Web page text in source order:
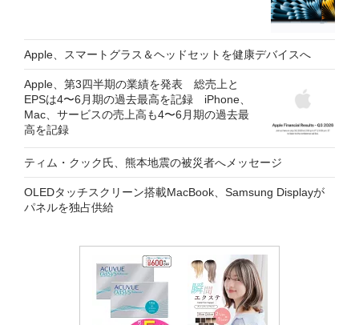
Apple、スマートグラス＆ヘッドセットを健康デバイスへ
Apple、第3四半期の業績を発表 総売上と
EPSは4〜6月期の過去最高を記録 iPhone、
Mac、サービスの売上高も4〜6月期の過去最
高を記録
ティム・クック氏、熊本地震の被災者へメッセージ
OLEDタッチスクリーン搭載MacBook、Samsung Displayが
パネルを独占供給